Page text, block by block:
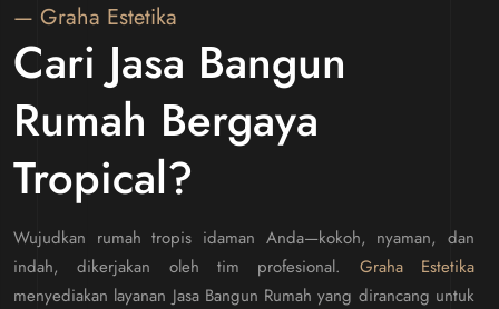
— Graha Estetika
Cari Jasa Bangun
Rumah Bergaya
Tropical?
Wujudkan rumah tropis idaman Anda—kokoh, nyaman, dan
indah, dikerjakan oleh tim profesional. Graha Estetika
menyediakan layanan Jasa Bangun Rumah yang dirancang untuk